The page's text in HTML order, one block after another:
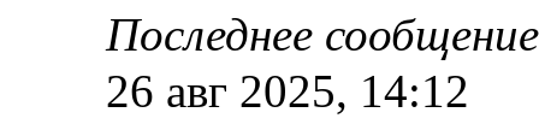
Последнее
26 авг 2025, 14:12